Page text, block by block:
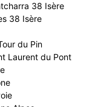
38 Isère
38 Isère
du Pin
Laurent du Pont